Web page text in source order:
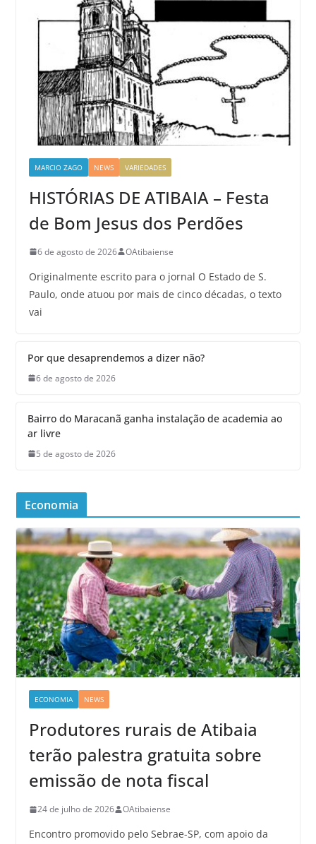
MARCIO ZAGO NEWS VARIEDADES
HISTÓRIAS DE ATIBAIA – Festa
de Bom Jesus dos Perdões
6 de agosto de 2026 OAtibaiense
Originalmente escrito para o jornal O Estado de S.
Paulo, onde atuou por mais de cinco décadas, o texto
vai
Por que desaprendemos a dizer não?
6 de agosto de 2026
Bairro do Maracanã ganha instalação de academia ao
ar livre
5 de agosto de 2026
Economia
ECONOMIA NEWS
Produtores rurais de Atibaia
terão palestra gratuita sobre
emissão de nota fiscal
24 de julho de 2026 OAtibaiense
Encontro promovido pelo Sebrae-SP, com apoio da